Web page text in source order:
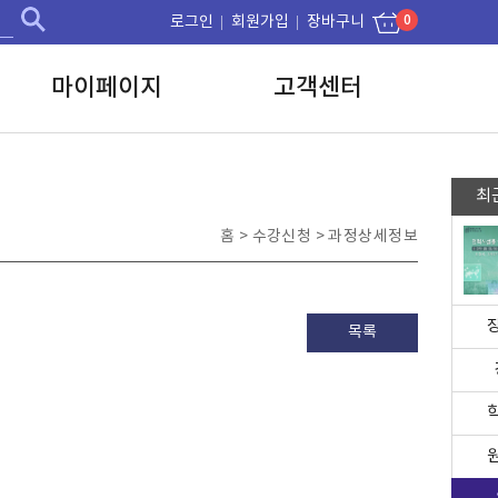
로그인 회원가입 장바구니 0
마이페이지 고객센터
홈 > 수강신청 >과정상세정보
목록
최